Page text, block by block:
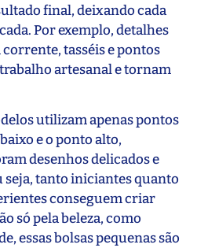
final, deixando cada
Por exemplo, detalhes
tasséis e pontos
artesanal e tornam
utilizam apenas pontos
e o ponto alto,
desenhos delicados e
seja, tanto iniciantes quanto
conseguem criar
só pela beleza, como
essas bolsas pequenas são